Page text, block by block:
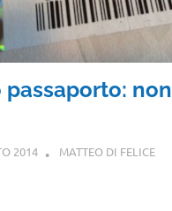
2014 MATTEO DI FELICE